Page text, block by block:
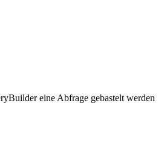
eine Abfrage gebastelt werden